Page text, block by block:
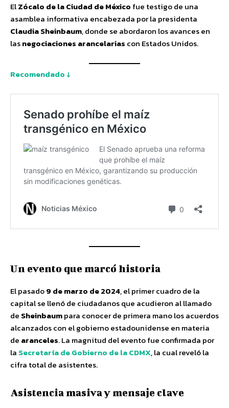
ElZócalo de la Ciudad de México fue testigo de una
asamblea informativa encabezada por la presidenta
Claudia Sheinbaum, donde se abordaron los avances en
lasnegociaciones arancelarias con Estados Unidos.
Recomendado ↓
Un evento que marcó historia
El pasado9 de marzo de 2024, el primer cuadro de la
capital se llenó de ciudadanos que acudieron al llamado
de Sheinbaumpara conocer de primera mano los acuerdos
alcanzados con el gobierno estadounidense en materia
de aranceles. La magnitud del evento fue confirmada por
la Secretaría de Gobierno de la CDMX, la cual reveló la
cifra total de asistentes.
Asistencia masiva y mensaje clave